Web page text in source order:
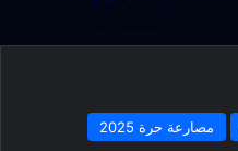
مصارعة حرة 2025